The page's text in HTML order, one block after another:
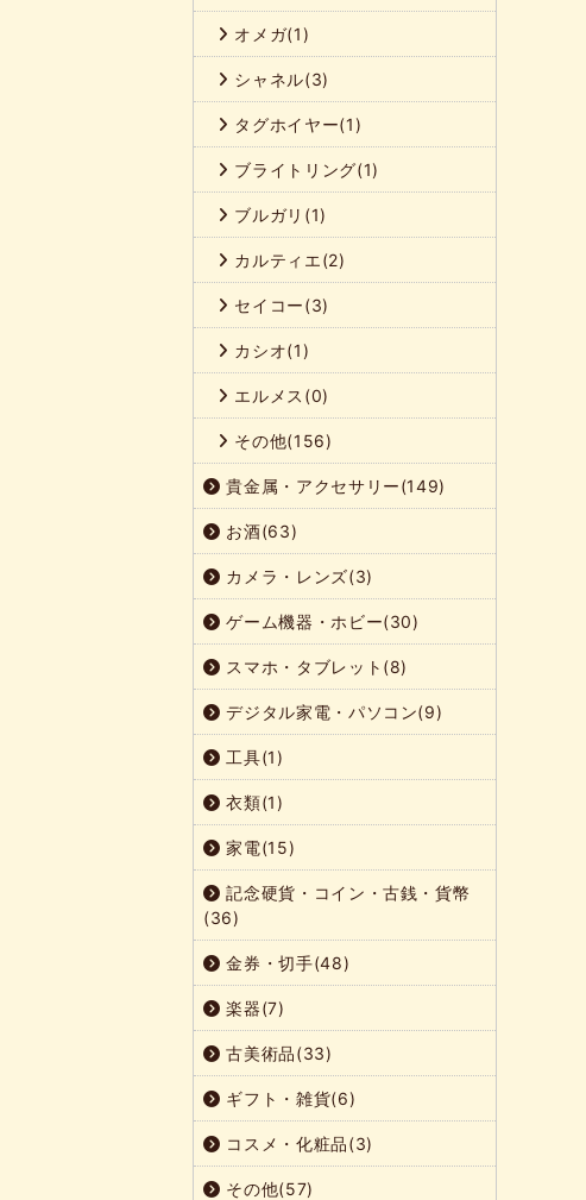
オメガ(1)
シャネル(3)
タグホイヤー(1)
ブライトリング(1)
ブルガリ(1)
カルティエ(2)
セイコー(3)
カシオ(1)
エルメス(0)
その他(156)
貴金属・アクセサリー(149)
お酒(63)
カメラ・レンズ(3)
ゲーム機器・ホビー(30)
スマホ・タブレット(8)
デジタル家電・パソコン(9)
工具(1)
衣類(1)
家電(15)
記念硬貨・コイン・古銭・貨幣
(36)
金券・切手(48)
楽器(7)
古美術品(33)
ギフト・雑貨(6)
コスメ・化粧品(3)
その他(57)